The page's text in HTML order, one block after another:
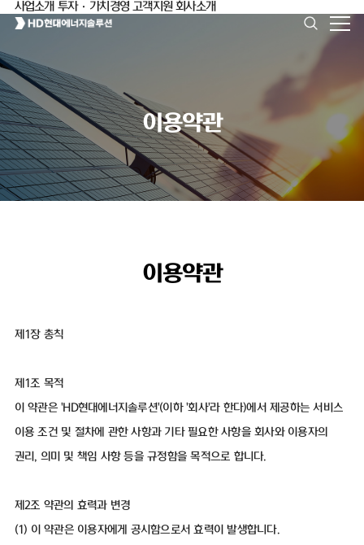
사업소개 투자·가치경영 고객지원 회사소개
이용약관
이용약관
제1장 총칙
제1조 목적
이 약관은 'HD현대에너지솔루션'(이하 '회사'라 한다)에서 제공하는 서비스
이용 조건 및 절차에 관한 사항과 기타 필요한 사항을 회사와 이용자의
권리, 의미 및 책임 사항 등을 규정함을 목적으로 합니다.
제2조 약관의 효력과 변경
(1) 이 약관은 이용자에게 공시함으로서 효력이 발생합니다.